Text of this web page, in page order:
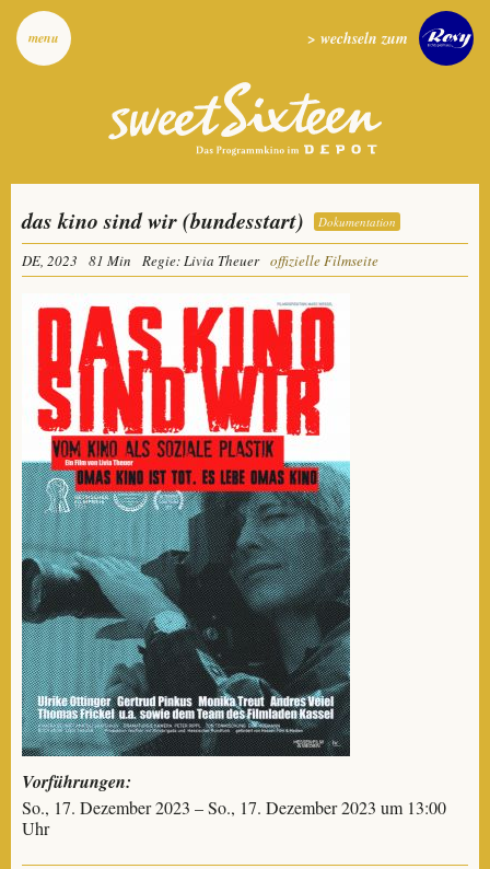
menu > wechseln zum
das kino sind wir (bundesstart) Dokumentation
DE, 2023 81 Min Regie: Livia Theuer offizielle Filmseite
Vorführungen:
So., 17. Dezember 2023 – So., 17. Dezember 2023 um 13:00
Uhr